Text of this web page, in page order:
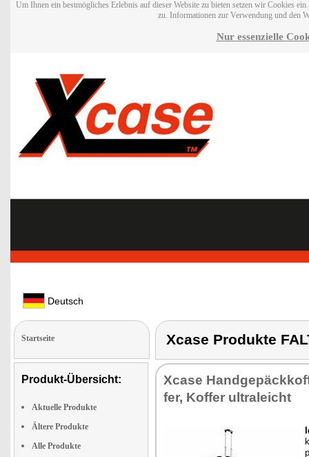
Um Ihnen ein bestmögliches Erlebnis auf dieser Website zu bieten setzen wir Cookies
zu. Informationen zur Verwendung und den
Nur essenzielle
Deutsch
Startseite
Produkt-Übersicht:
Aktuelle Produkte
Ältere Produkte
Alle Produkte
Xcase Produkte
Xca­se
fer, Kof­fer ul­tra­leicht